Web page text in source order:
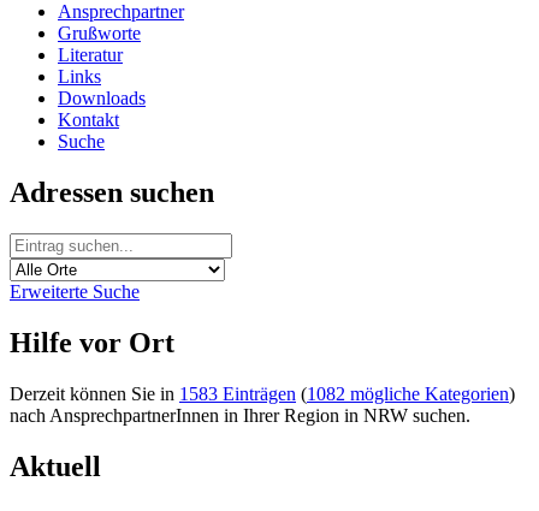
Ansprechpartner
Grußworte
Literatur
Links
Downloads
Kontakt
Suche
Adressen suchen
Erweiterte Suche
Hilfe vor Ort
Derzeit können Sie in 1583 Einträgen (1082 mögliche Kategorien)
nach AnsprechpartnerInnen in Ihrer Region in NRW suchen.
Aktuell